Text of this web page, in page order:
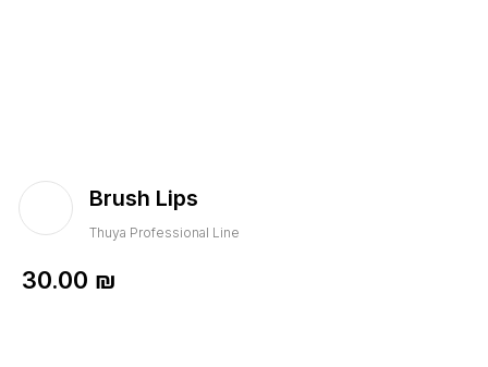
Brush Lips
Thuya Professional Line
30.00 ₪